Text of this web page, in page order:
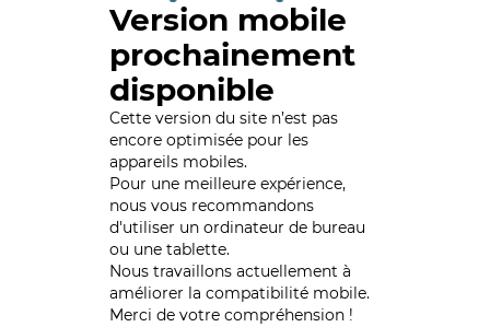
Version mobile
prochainement
disponible
Cette version du site n’est pas
encore optimisée pour les
appareils mobiles.
Pour une meilleure expérience,
nous vous recommandons
d'utiliser un ordinateur de bureau
ou une tablette.
Nous travaillons actuellement à
améliorer la compatibilité mobile.
Merci de votre compréhension !